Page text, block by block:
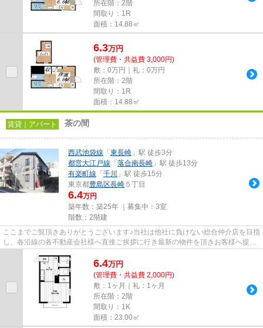
所在階：2階
間取り：1R
面積：14.88㎡
6.3万円
(管理費・共益費 3,000円)
敷：0万円｜礼：0万円
所在階：2階
間取り：1R
面積：14.88㎡
賃貸｜アパート 茶の間
西武池袋線 「 東長崎 」駅 徒歩3分
都営大江戸線 「 落合南長崎 」駅 徒歩13分
有楽町線 「 千川
」駅 徒歩15分
東京都豊島区長崎 ５丁目
6.4万円
築年数：築25年 ｜募集中： 3室
階数：2階建
ここまでご覧頂きありがとうございます♪当社は他社に負けない総合仲介店を目指
し、各沿線の各不動産会社様へ直接ご挨拶に行き最新の物件を頂きお客様へ提供
6.4万円
(管理費・共益費 2,000円)
敷：1ヶ月｜礼：1ヶ月
所在階：2階
間取り：1K
面積：23.00㎡